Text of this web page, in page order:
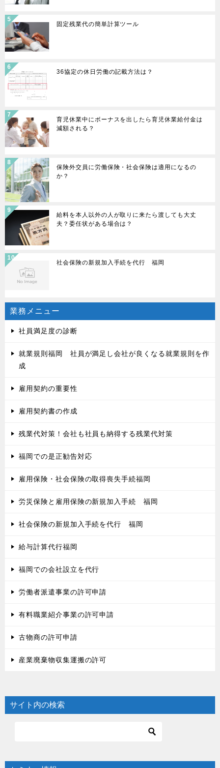
固定残業代の簡単計算ツール
36協定の休日労働の記載方法は？
育児休業中にボーナスを出したら育児休業給付金は
減額される？
保険外交員に労働保険・社会保険は適用になるの
か？
給料を本人以外の人が取りに来たら渡しても大丈
夫？委任状がある場合は？
社会保険の新規加入手続を代行 福岡
業務メニュー
社員満足度の診断
就業規則福岡 社員が満足し会社が良くなる就業規則を作
成
雇用契約の重要性
雇用契約書の作成
残業代対策！会社も社員も納得する残業代対策
福岡での是正勧告対応
雇用保険・社会保険の取得喪失手続福岡
労災保険と雇用保険の新規加入手続 福岡
社会保険の新規加入手続を代行 福岡
給与計算代行福岡
福岡での会社設立を代行
労働者派遣事業の許可申請
有料職業紹介事業の許可申請
古物商の許可申請
産業廃棄物収集運搬の許可
サイト内の検索